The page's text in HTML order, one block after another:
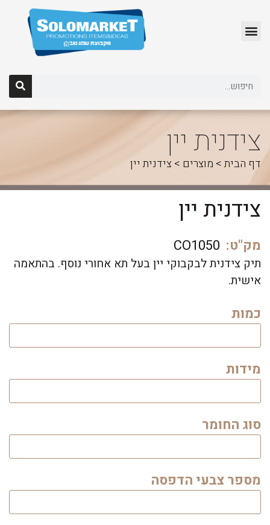
צידנית יין
דף הבית> מוצרים > צידנית יין
צידנית יין
מק"ט: CO1050
תיק צידנית לבקבוקי יין בעל תא אחורי נוסף. בהתאמה
אישית.
כמות
מידות
סוג החומר
מספר צבעי הדפסה